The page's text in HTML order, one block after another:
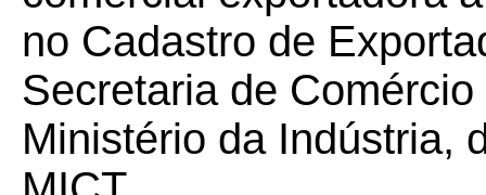
no Cadastro de
Secretaria de
Ministério da Indústria,